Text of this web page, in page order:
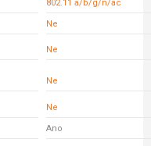
802.11 a/b/g/n/ac
Ne
Ne
Ne
Ne
Ano